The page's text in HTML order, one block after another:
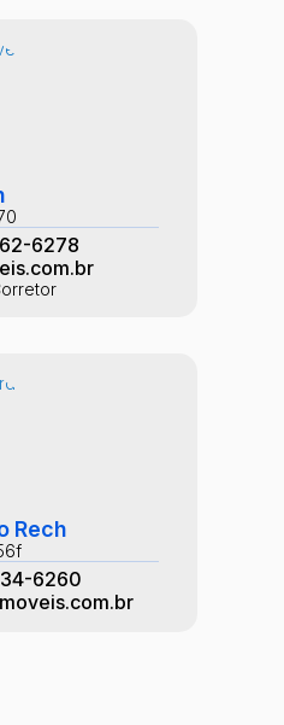
6278
Rech
6260